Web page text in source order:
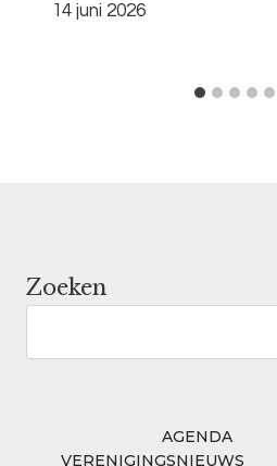
14 juni 2026
Zoeken
AGENDA
VERENIGINGSNIEUWS